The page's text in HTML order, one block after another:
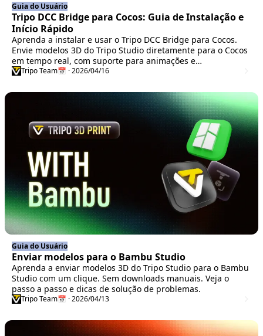
Guia do Usuário
Tripo DCC Bridge para Cocos: Guia de Instalação e
Início Rápido
Aprenda a instalar e usar o Tripo DCC Bridge para Cocos.
Envie modelos 3D do Tripo Studio diretamente para o Cocos
em tempo real, com suporte para animações e
configurações de importação simplificadas.
Tripo Team📅 · 2026/04/16
Guia do Usuário
Enviar modelos para o Bambu Studio
Aprenda a enviar modelos 3D do Tripo Studio para o Bambu
Studio com um clique. Sem downloads manuais. Veja o
passo a passo e dicas de solução de problemas.
Tripo Team📅 · 2026/04/13